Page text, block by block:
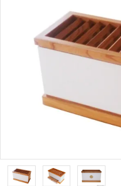
五条袈裟
五条袈裟
黒衣・直綴
白帯・足袋
輪袈裟・畳袈裟
中啓・扇子
記念品・おつかいも
卓類・常香盤・礼盤
灯明具・灯明準備用
きん・きん台・鳴物
打敷・礼盤打敷・下
掛・水引